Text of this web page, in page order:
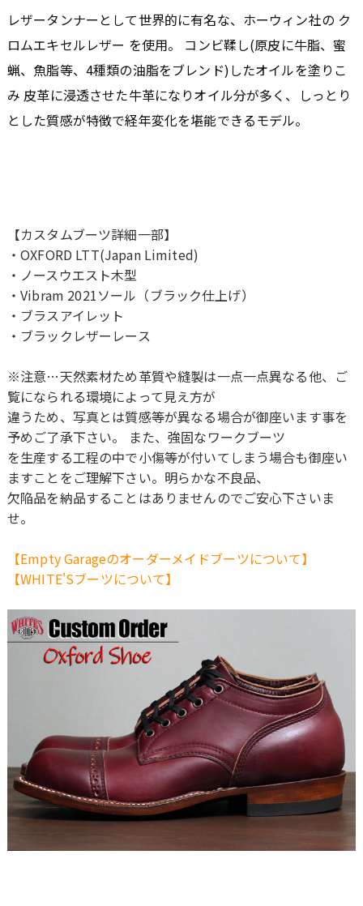
レザータンナーとして世界的に有名な、ホーウィン社の ク
ロムエキセルレザー を使用。 コンビ鞣し(原皮に牛脂、蜜
蝋、魚脂等、4種類の油脂をブレンド)したオイルを塗りこ
み 皮革に浸透させた牛革になりオイル分が多く、しっとり
とした質感が特徴で経年変化を堪能できるモデル。
【カスタムブーツ詳細一部】
・OXFORD LTT(Japan Limited)
・ノースウエスト木型
・Vibram 2021ソール（ブラック仕上げ）
・ブラスアイレット
・ブラックレザーレース
※注意…天然素材ため革質や縫製は一点一点異なる他、ご
覧になられる環境によって見え方が
違うため、写真とは質感等が異なる場合が御座います事を
予めご了承下さい。 また、強固なワークブーツ
を生産する工程の中で小傷等が付いてしまう場合も御座い
ますことをご理解下さい。明らかな不良品、
欠陥品を納品することはありませんのでご安心下さいま
せ。
【Empty Garageのオーダーメイドブーツについて】
【WHITE'Sブーツについて】